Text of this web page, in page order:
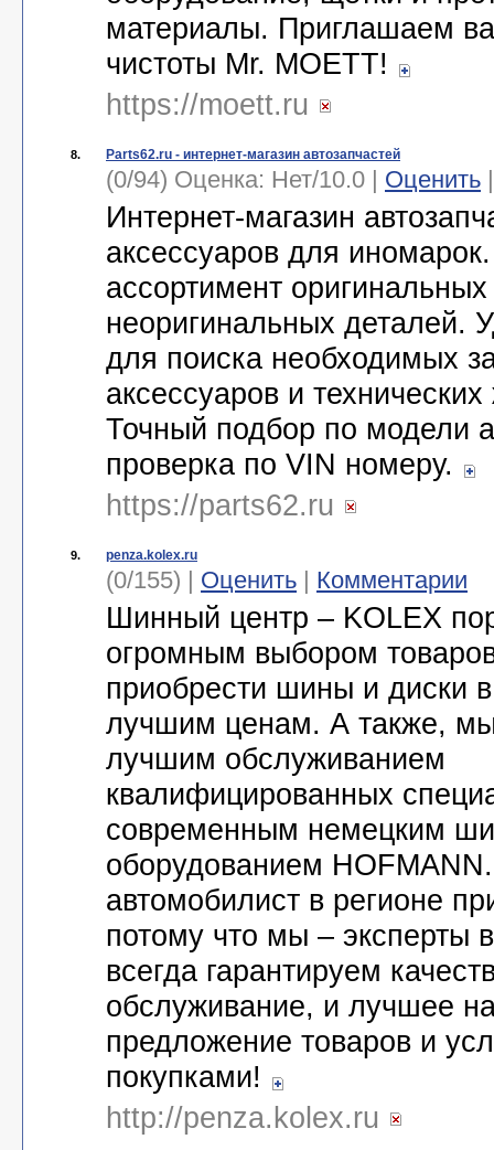
материалы. Приглашаем
чистоты Mr. MOETT!
https://moett.ru
8. Parts62.ru - интернет-магазин автозапчастей
(0/94) Оценка: Нет/10.0 | Оценить
Интернет-магазин
аксессуаров для
ассортимент
неоригинальных деталей.
для поиска необходимых
аксессуаров и
Точный подбор по модели
проверка по VIN номеру.
https://parts62.ru
9. penza.kolex.ru
(0/155) | Оценить | Комментарии
Шинный центр – KOLEX
огромным выбором
приобрести шины и диски
лучшим ценам. А также,
лучшим обслуживанием
квалифицированных
современным немецким
оборудованием
автомобилист в регионе
потому что мы – эксперты
всегда гарантируем
обслуживание, и лучшее
предложение товаров и
покупками!
http://penza.kolex.ru